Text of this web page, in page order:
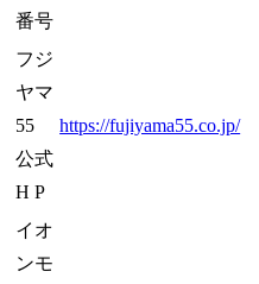
番号
フジ
ヤマ
55
公式
H P
https://fujiyama55.co.jp/
イオ
ンモ